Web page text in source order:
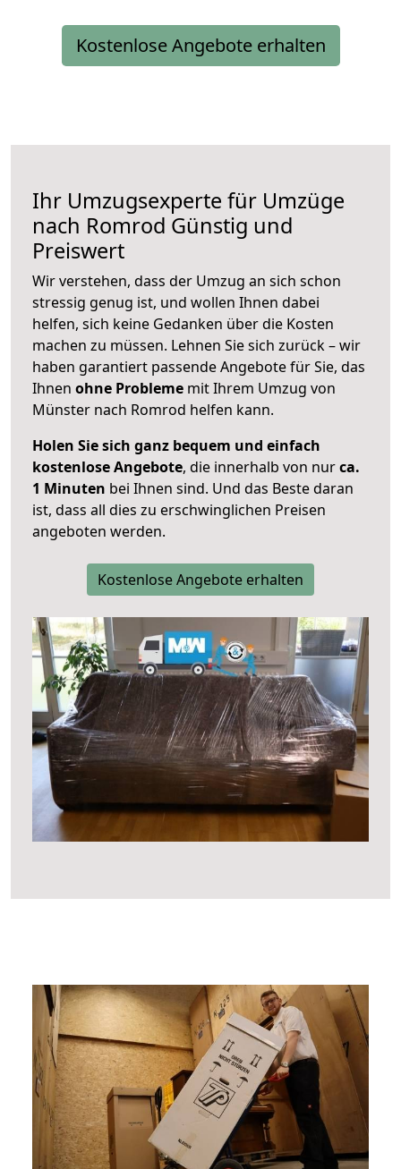
Kostenlose Angebote erhalten
Ihr Umzugsexperte für Umzüge
nach Romrod Günstig und
Preiswert
Wir verstehen, dass der Umzug an sich schon
stressig genug ist, und wollen Ihnen dabei
helfen, sich keine Gedanken über die Kosten
machen zu müssen. Lehnen Sie sich zurück – wir
haben garantiert passende Angebote für Sie, das
Ihnen ohne Probleme mit Ihrem Umzug von
Münster nach Romrod helfen kann.
Holen Sie sich ganz bequem und einfach
kostenlose Angebote, die innerhalb von nurca.
1 Minuten bei Ihnen sind. Und das Beste daran
ist, dass all dies zu erschwinglichen Preisen
angeboten werden.
Kostenlose Angebote erhalten